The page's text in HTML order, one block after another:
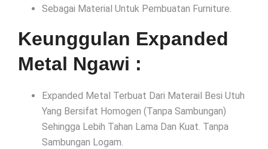
Sebagai Material Untuk Pembuatan Furniture.
Keunggulan Expanded
Metal Ngawi :
Expanded Metal Terbuat Dari Materail Besi Utuh
Yang Bersifat Homogen (Tanpa Sambungan)
Sehingga Lebih Tahan Lama Dan Kuat. Tanpa
Sambungan Logam.